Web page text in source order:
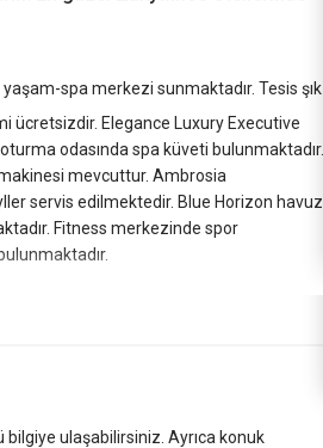
spa merkezi sunmaktadır. Tesis şık
ücretsizdir. Elegance Luxury Executive
odasında spa küveti bulunmaktadır.
mevcuttur. Ambrosia
servis edilmektedir. Blue Horizon havuz
Fitness merkezinde spor
bilgiye ulaşabilirsiniz. Ayrıca konuk